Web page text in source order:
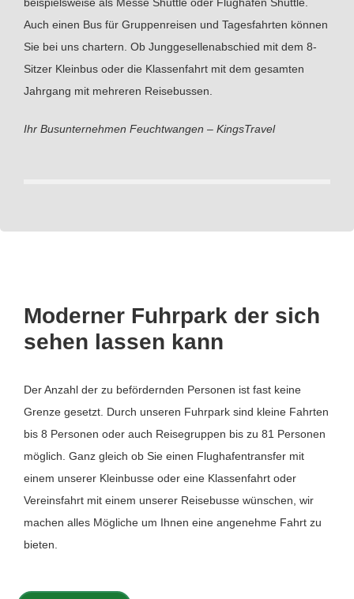
beispielsweise als Messe Shuttle oder Flughafen Shuttle.
Auch einen Bus für Gruppenreisen und Tagesfahrten können
Sie bei uns chartern. Ob Junggesellenabschied mit dem 8-
Sitzer Kleinbus oder die Klassenfahrt mit dem gesamten
Jahrgang mit mehreren Reisebussen.
Ihr Busunternehmen Feuchtwangen – KingsTravel
Moderner Fuhrpark der sich
sehen lassen kann
Der Anzahl der zu befördernden Personen ist fast keine
Grenze gesetzt. Durch unseren Fuhrpark sind kleine Fahrten
bis 8 Personen oder auch Reisegruppen bis zu 81 Personen
möglich. Ganz gleich ob Sie einen Flughafentransfer mit
einem unserer Kleinbusse oder eine Klassenfahrt oder
Vereinsfahrt mit einem unserer Reisebusse wünschen, wir
machen alles Mögliche um Ihnen eine angenehme Fahrt zu
bieten.